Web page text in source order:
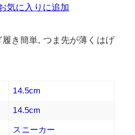
気に入りに追加
き簡単, つま先が薄くはげ
14.5cm
14.5cm
スニーカー